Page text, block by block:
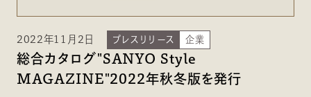
2022年11月2日 プレスリリース 企業
総合カタログ"SANYO Style
MAGAZINE"2022年秋冬版を発行